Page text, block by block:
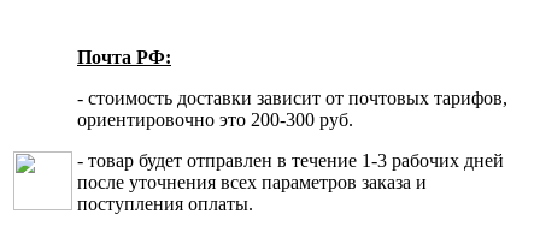
Почта РФ:
- стоимость доставки зависит от почтовых тарифов,
ориентировочно это 200-300 руб.
- товар будет отправлен в течение 1-3 рабочих дней
после уточнения всех параметров заказа и
поступления оплаты.